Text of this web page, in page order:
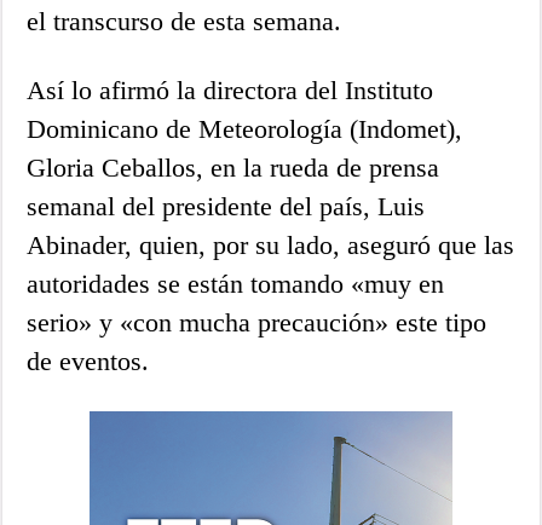
el transcurso de esta semana.
Así lo afirmó la directora del Instituto
Dominicano de Meteorología (Indomet),
Gloria Ceballos, en la rueda de prensa
semanal del presidente del país, Luis
Abinader, quien, por su lado, aseguró que las
autoridades se están tomando «muy en
serio» y «con mucha precaución» este tipo
de eventos.